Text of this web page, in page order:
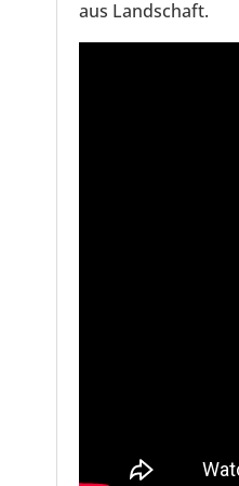
aus Landschaft.